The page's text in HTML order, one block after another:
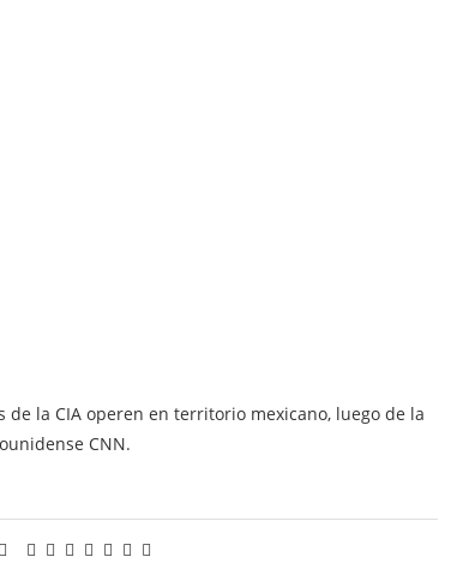
la CIA operen en territorio mexicano, luego de la
CNN.